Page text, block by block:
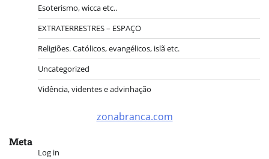
Esoterismo, wicca etc..
EXTRATERRESTRES – ESPAÇO
Religiões. Católicos, evangélicos, islã etc.
Uncategorized
Vidência, videntes e advinhação
zonabranca.com
Meta
Log in